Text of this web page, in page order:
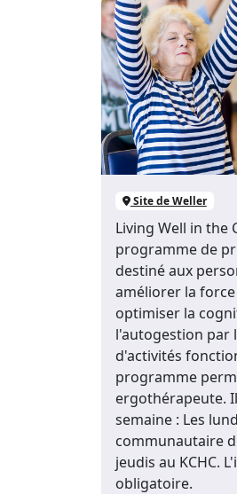
Site de Weller
Living Well in the
programme de
destiné aux
améliorer la
optimiser la
l'autogestion par
d'activités
programme
ergothérapeute.
semaine : Les
communautaire
jeudis au KCHC.
obligatoire.